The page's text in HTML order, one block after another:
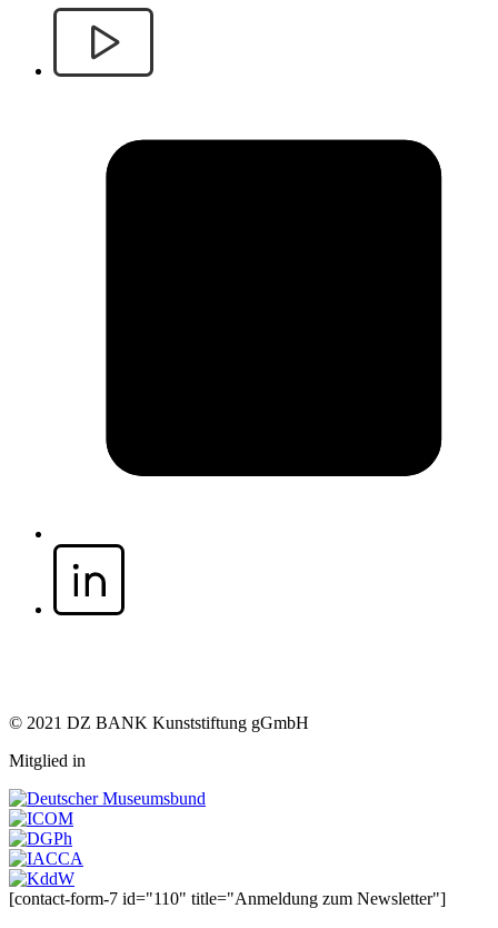
© 2021 DZ BANK Kunststiftung gGmbH
Mitglied in
[contact-form-7 id="110" title="Anmeldung zum Newsletter"]